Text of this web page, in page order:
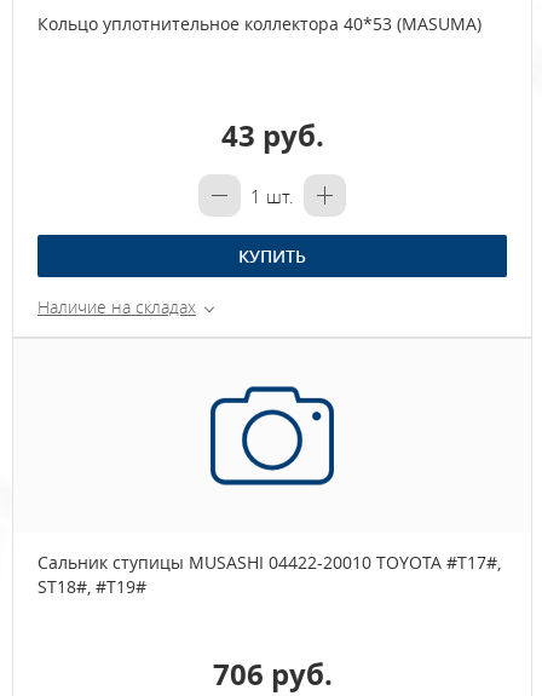
Кольцо уплотнительное коллектора 40*53 (MASUMA)
43 руб.
1 шт.
КУПИТЬ
Наличие на складах
Сальник ступицы MUSASHI 04422-20010 TOYOTA #T17#,
ST18#, #T19#
706 руб.